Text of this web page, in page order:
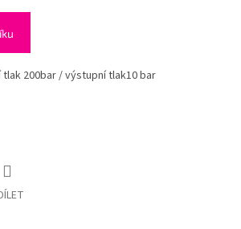
200bar / výstupní tlak10 bar